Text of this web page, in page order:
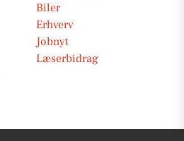
Biler
Erhverv
Jobnyt
Læserbidrag